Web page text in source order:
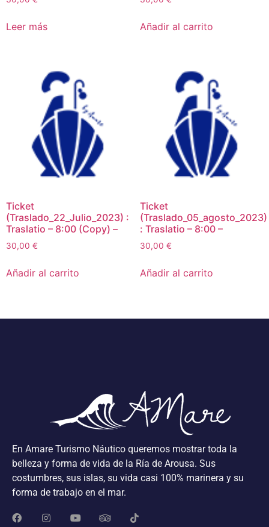
Leer más Añadir al carrito
Ticket
(Traslado_22_Julio_2023) :
Traslatio – 8:00 (Copy) –
30,00 €
Añadir al carrito
Ticket
(Traslado_05_agosto_2023)
: Traslatio – 8:00 –
30,00 €
Añadir al carrito
En Amare Turismo Náutico queremos mostrar toda la
belleza y forma de vida de la Ría de Arousa. Sus
costumbres, sus islas, su vida casi 100% marinera y su
forma de trabajo en el mar.